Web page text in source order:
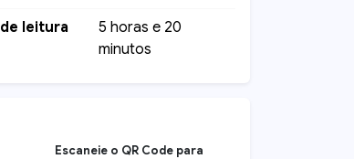
leitura
5 horas e 20
minutos
Escaneie o QR Code para